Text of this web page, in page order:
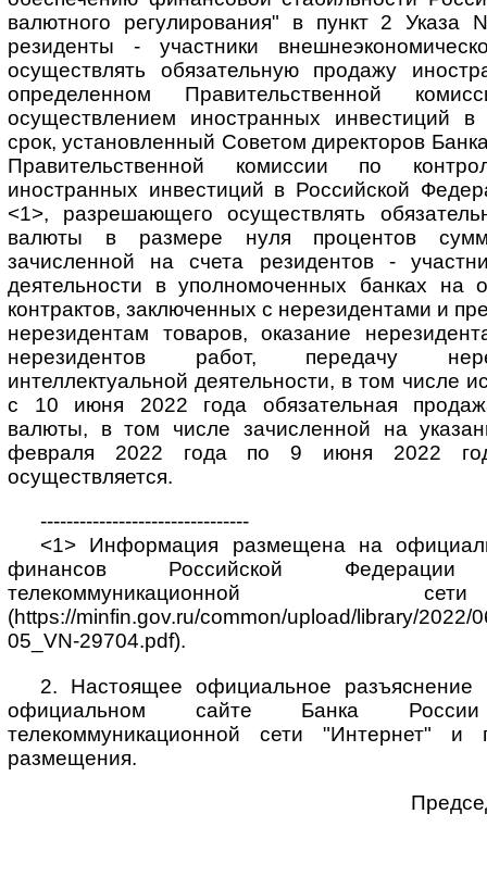
валютного регулирования" в пункт 2
резиденты - участники
осуществлять обязательную продажу
определенном Правительственной
осуществлением иностранных инвестиций
срок, установленный Советом директоров
Правительственной комиссии по
иностранных инвестиций в Российской
<1>, разрешающего осуществлять
валюты в размере нуля процентов
зачисленной на счета резидентов -
деятельности в уполномоченных банках на
контрактов, заключенных с нерезидентами и
нерезидентам товаров, оказание
нерезидентов работ, передачу
интеллектуальной деятельности, в том числе
с 10 июня 2022 года обязательная
валюты, в том числе зачисленной на
февраля 2022 года по 9 июня 2022
осуществляется.
--------------------------------
<1> Информация размещена на
финансов Российской
телекоммуникационной
(https://minfin.gov.ru/common/upload/library/2022/
05_VN-29704.pdf).
2. Настоящее официальное
официальном сайте Банка
телекоммуникационной сети "Интернет"
размещения.